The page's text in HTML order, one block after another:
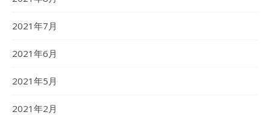
2021年7月
2021年6月
2021年5月
2021年2月